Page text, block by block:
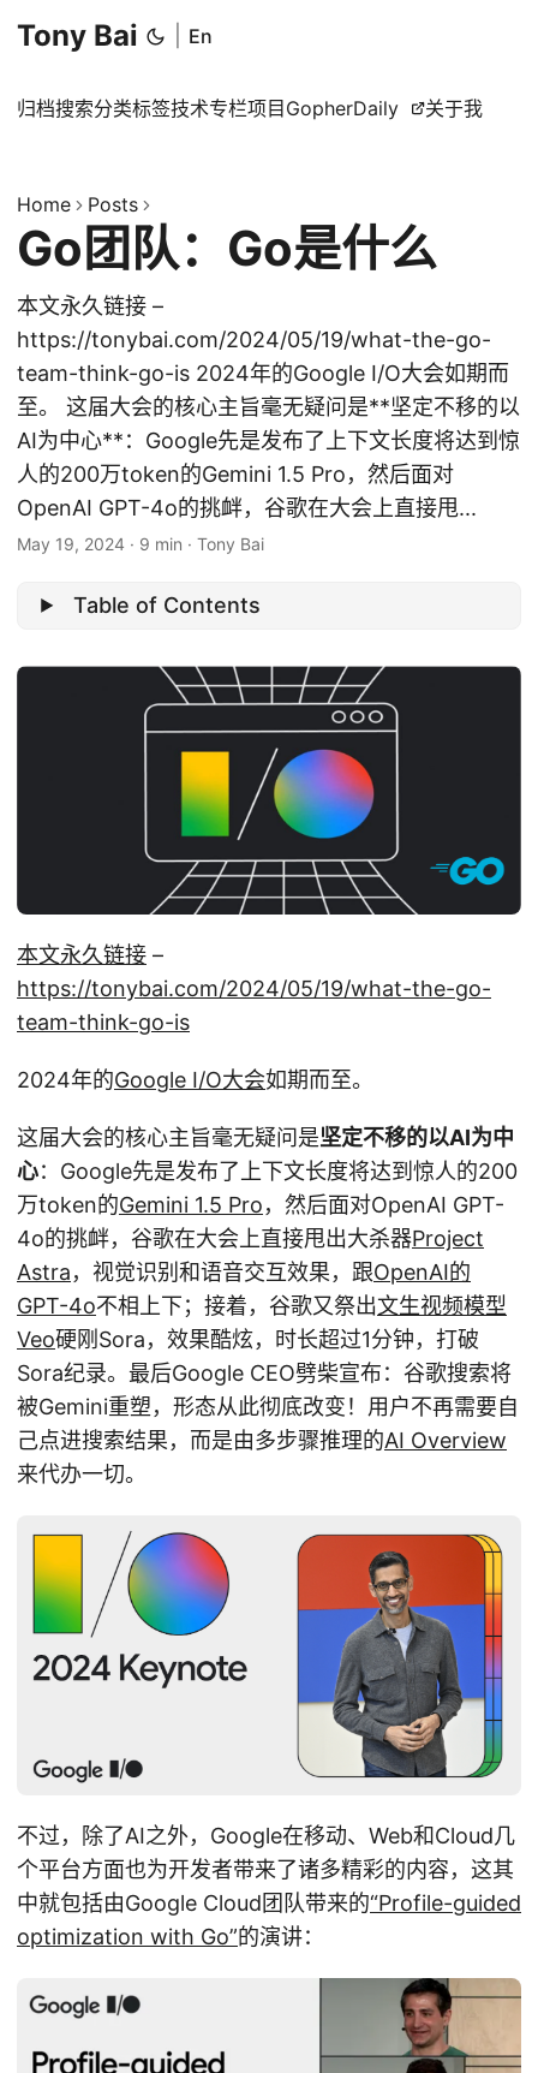
Tony Bai En
归档搜索分类标签技术专栏项目 GopherDaily 关于我
Home Posts
Go团队：Go是什么
本文永久链接 –
https://tonybai.com/2024/05/19/what-the-go-
team-think-go-is 2024年的Google I/O大会如期而
至。 这届大会的核心主旨毫无疑问是**坚定不移的以
AI为中心**：Google先是发布了上下文长度将达到惊
人的200万token的Gemini 1.5 Pro，然后面对
OpenAI GPT-4o的挑衅，谷歌在大会上直接甩...
May 19, 2024 · 9 min · Tony Bai
Table of Contents
本文永久链接 –
https://tonybai.com/2024/05/19/what-the-go-
team-think-go-is
2024年的Google I/O大会如期而至。
这届大会的核心主旨毫无疑问是坚定不移的以AI为中
心：Google先是发布了上下文长度将达到惊人的200
万token的Gemini 1.5 Pro，然后面对OpenAI GPT-
4o的挑衅，谷歌在大会上直接甩出大杀器Project
Astra，视觉识别和语音交互效果，跟OpenAI的
GPT-4o不相上下；接着，谷歌又祭出文生视频模型
Veo硬刚Sora，效果酷炫，时长超过1分钟，打破
Sora纪录。最后Google CEO劈柴宣布：谷歌搜索将
被Gemini重塑，形态从此彻底改变！用户不再需要自
己点进搜索结果，而是由多步骤推理的AI Overview
来代办一切。
不过，除了AI之外，Google在移动、Web和Cloud几
个平台方面也为开发者带来了诸多精彩的内容，这其
中就包括由Google Cloud团队带来的“Profile-guided
optimization with Go”的演讲：